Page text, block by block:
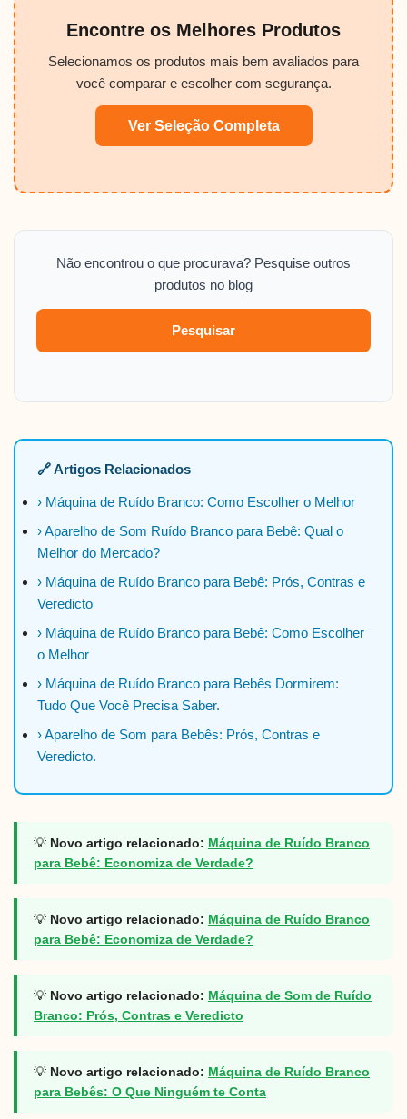
Encontre os Melhores Produtos
Selecionamos os produtos mais bem avaliados para
você comparar e escolher com segurança.
Ver Seleção Completa
Não encontrou o que procurava? Pesquise outros
produtos no blog
Pesquisar
🔗 Artigos Relacionados
› Máquina de Ruído Branco: Como Escolher o Melhor
› Aparelho de Som Ruído Branco para Bebê: Qual o
Melhor do Mercado?
› Máquina de Ruído Branco para Bebê: Prós, Contras e
Veredicto
› Máquina de Ruído Branco para Bebê: Como Escolher
o Melhor
› Máquina de Ruído Branco para Bebês Dormirem:
Tudo Que Você Precisa Saber.
› Aparelho de Som para Bebês: Prós, Contras e
Veredicto.
💡 Novo artigo relacionado: Máquina de Ruído Branco
para Bebê: Economiza de Verdade?
💡 Novo artigo relacionado: Máquina de Ruído Branco
para Bebê: Economiza de Verdade?
💡 Novo artigo relacionado: Máquina de Som de Ruído
Branco: Prós, Contras e Veredicto
💡 Novo artigo relacionado: Máquina de Ruído Branco
para Bebês: O Que Ninguém te Conta